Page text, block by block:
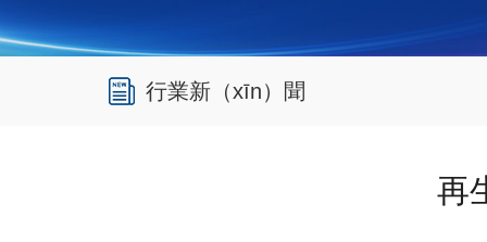
行業新（xīn）聞
再